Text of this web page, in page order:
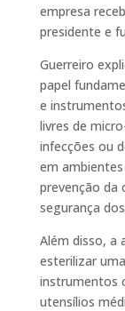
empresa
presidente e
Guerreiro
papel
e
livres de
infecções ou
em
prevenção da
segurança
Além disso, a
esterilizar
instrumentos
utensílios